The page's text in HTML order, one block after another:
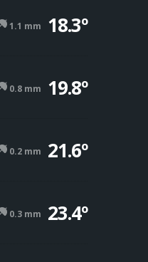
1.1 mm 18.3º
0.8 mm 19.8º
0.2 mm 21.6º
0.3 mm 23.4º